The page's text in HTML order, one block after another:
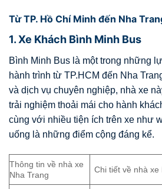
Từ TP. Hồ Chí Minh đến Nha
1. Xe Khách Bình Minh Bus
Bình Minh Bus là một trong những
hành trình từ TP.HCM đến Nha
và dịch vụ chuyên nghiệp, nhà xe
trải nghiệm thoải mái cho hành
cùng với nhiều tiện ích trên xe như
uống là những điểm cộng đáng kể.
Thông tin về nhà xe
Nha Trang
Chi tiết về nhà xe